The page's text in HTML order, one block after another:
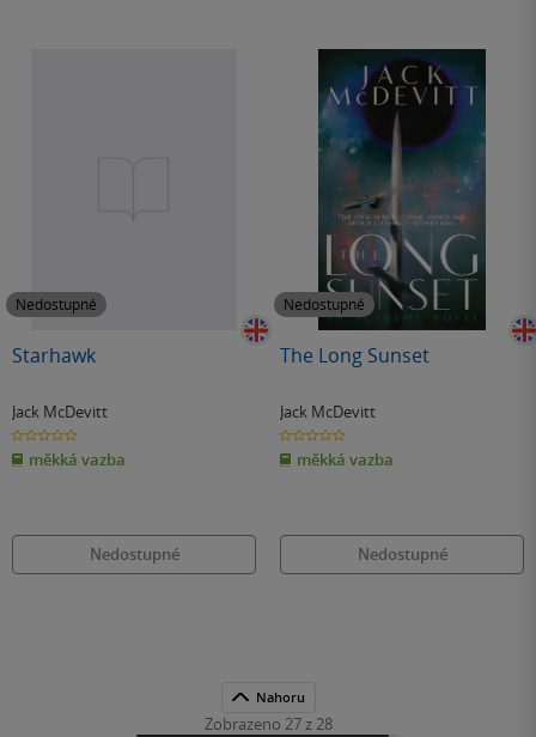
Nedostupné
Starhawk
Jack McDevitt
0.0
z
5
hvězdiček
měkká vazba
Nedostupné
Nedostupné
The Long Sunset
Jack McDevitt
0.0
z
5
hvězdiček
měkká vazba
Nedostupné
Nahoru
Zobrazeno 27 z 28